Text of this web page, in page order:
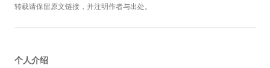
转载请保留原文链接，并注明作者与出处。
个人介绍